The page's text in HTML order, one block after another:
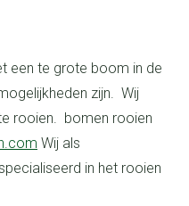
een te grote boom in de
zijn. Wij
rooien. bomen rooien
Wij als
in het rooien